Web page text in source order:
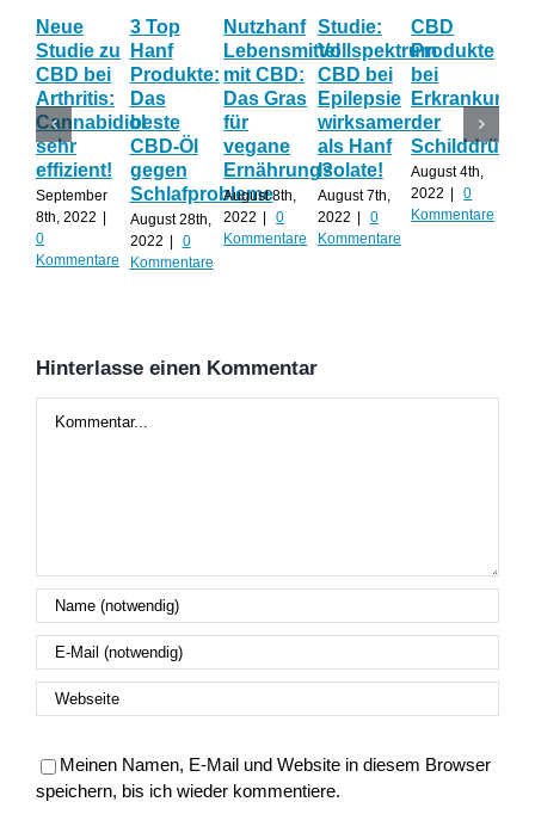
Neue
Studie zu
CBD bei
Arthritis:
Cannabidiol
sehr
effizient!
September
8th, 2022
0
Kommentare
3 Top
Hanf
Produkte:
Das
beste
CBD-Öl
gegen
Schlafprobleme
August 28th,
2022
0
Kommentare
Nutzhanf
Lebensmittel
mit CBD:
Das Gras
für
vegane
Ernährung?
August 8th,
2022
0
Kommentare
Studie:
Vollspektrum
CBD bei
Epilepsie
wirksamer
als Hanf
Isolate!
August 7th,
2022
0
Kommentare
CBD
Produkte
bei
der
Schilddrüse
August 4th,
2022
0
Kommentare
Hinterlasse einen Kommentar
Meinen Namen, E-Mail und Website in diesem Browser
speichern, bis ich wieder kommentiere.